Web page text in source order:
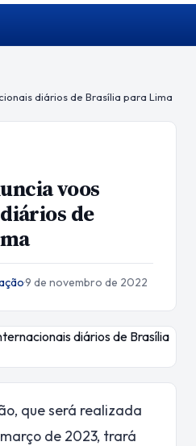
diários de Brasília para Lima
voos
de
·9 de novembro de 2022
que será realizada
de 2023, trará